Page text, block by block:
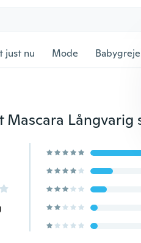
just nu Mode